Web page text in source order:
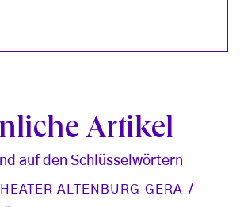
Artikel
auf den Schlüsselwörtern
ALTENBURG GERA